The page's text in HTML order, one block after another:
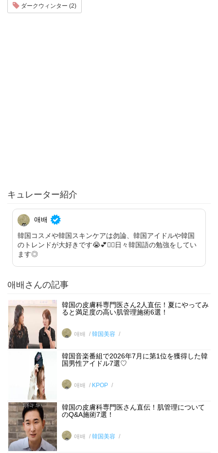
ダークウィンター (2)
キュレーター紹介
애배
韓国コスメや韓国スキンケアは勿論、韓国アイドルや韓国
のトレンドが大好きです😭💕✋🏻日々韓国語の勉強をしてい
ます◎
애배さんの記事
韓国の皮膚科専門医さん2人直伝！夏にやってみ
ると満足度の高い肌管理施術6選！
애배 韓国美容
韓国音楽番組で2026年7月に第1位を獲得した韓
国男性アイドル7選♡
애배 KPOP
韓国の皮膚科専門医さん直伝！肌管理について
のQ&A施術7選！
애배 韓国美容